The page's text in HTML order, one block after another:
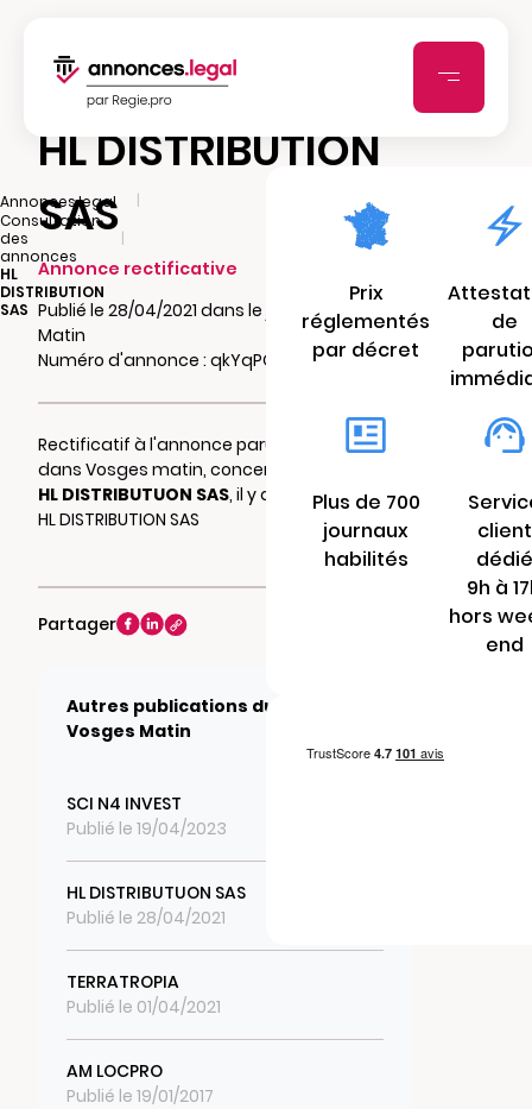
Annonces.legal
|
Consultation
des
annonces
|
HL
DISTRIBUTION
SAS
HL DISTRIBUTION
SAS
Annonce rectificative
Publié le 28/04/2021 dans le journal Vosges
Matin
Numéro d'annonce : qkYqPGXdpvcFQ
Rectificatif à l'annonce parue le 22/04/2021
dans Vosges matin, concernant la société
HL DISTRIBUTUON SAS, il y avait lieu de lire :
HL DISTRIBUTION SAS
Partager
Autres publications du journal
Vosges Matin
SCI N4 INVEST
Publié le 19/04/2023
HL DISTRIBUTUON SAS
Publié le 28/04/2021
TERRATROPIA
Publié le 01/04/2021
AM LOCPRO
Publié le 19/01/2017
Prix
réglementés
par décret
de
Plus de 700
journaux
habilités
client
dédié
9h à
hors
end